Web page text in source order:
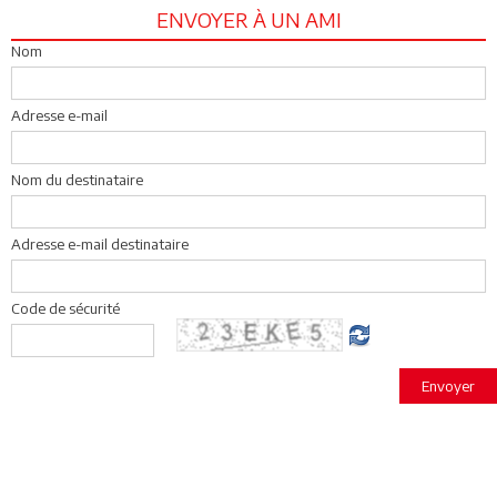
ENVOYER À UN AMI
Nom
Adresse e-mail
Nom du destinataire
Adresse e-mail destinataire
Code de sécurité
Envoyer